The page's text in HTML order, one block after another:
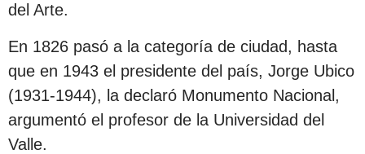
del Arte.
En 1826 pasó a la categoría de ciudad, hasta
que en 1943 el presidente del país, Jorge Ubico
(1931-1944), la declaró Monumento Nacional,
argumentó el profesor de la Universidad del
Valle.